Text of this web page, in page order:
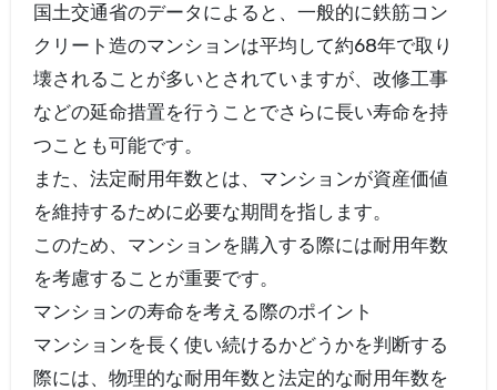
国土交通省のデータによると、一般的に鉄筋コン
クリート造のマンションは平均して約68年で取り
壊されることが多いとされていますが、改修工事
などの延命措置を行うことでさらに長い寿命を持
つことも可能です。
また、法定耐用年数とは、マンションが資産価値
を維持するために必要な期間を指します。
このため、マンションを購入する際には耐用年数
を考慮することが重要です。
マンションの寿命を考える際のポイント
マンションを長く使い続けるかどうかを判断する
際には、物理的な耐用年数と法定的な耐用年数を